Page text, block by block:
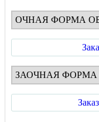
ОЧНАЯ ФОРМА
ЗАОЧНАЯ ФОРМА